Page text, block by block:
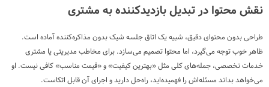
نقش محتوا در تبدیل بازدیدکننده به مشتری
طراحی بدون محتوای دقیق، شبیه یک اتاق جلسه شیک بدون مذاکره‌کننده آماده است.
ظاهر خوب توجه می‌گیرد، اما محتوا تصمیم می‌سازد. برای مخاطب مدیریتی یا مشتری
خدمات تخصصی، جمله‌های کلی مثل «بهترین کیفیت» و «قیمت مناسب» کافی نیست. او
می‌خواهد بداند مسئله‌اش را فهمیده‌اید، راه‌حل دارید و اجرای آن قابل اتکاست.